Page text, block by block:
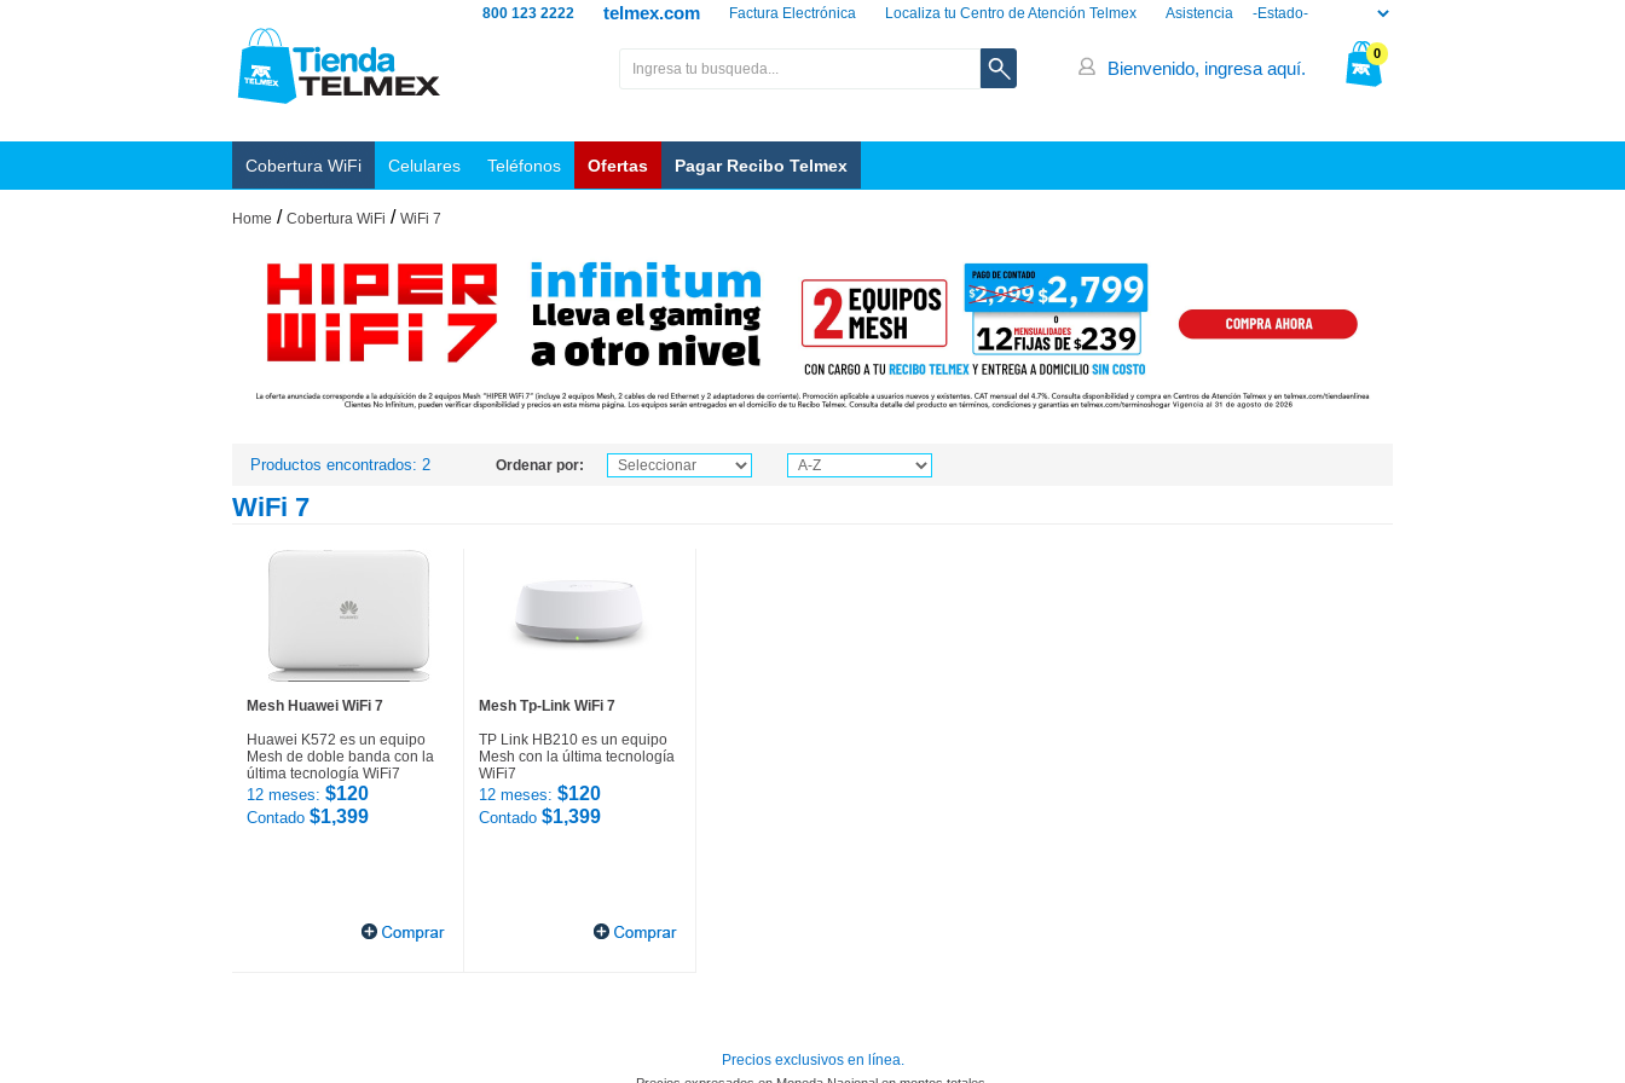
Asistencia
Localiza tu Centro de Atención Telmex
Factura Electrónica
telmex.com
800 123 2222
0
Bienvenido, ingresa aquí.
Cobertura WiFi Celulares Teléfonos Ofertas Pagar Recibo Telmex
Home / Cobertura WiFi / WiFi 7
Productos encontrados: 2 Ordenar por:
WiFi 7
Mesh Huawei WiFi 7
Huawei K572 es un equipo
Mesh de doble banda con la
última tecnología WiFi7
12 meses: $120
Contado $1,399
Mesh Tp-Link WiFi 7
TP Link HB210 es un equipo
Mesh con la última tecnología
WiFi7
12 meses: $120
Contado $1,399
Precios exclusivos en línea.